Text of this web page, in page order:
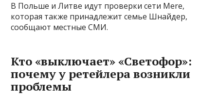
В Польше и Литве идут проверки сети Mere,
которая также принадлежит семье Шнайдер,
сообщают местные СМИ.
Кто «выключает» «Светофор»:
почему у ретейлера возникли
проблемы